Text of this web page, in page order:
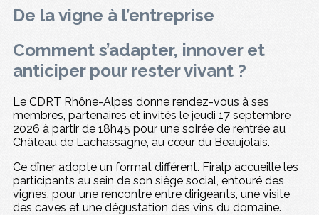
De lavigne à l’entreprise
Comment s’adapter, innover et
anticiper pour rester vivant ?
Le CDRT Rhône-Alpes donne rendez-vous à ses
membres, partenaires et invités le jeudi 17 septembre
2026 à partir de 18h45 pour une soirée de rentrée au
Château de Lachassagne, au cœur du Beaujolais.
Ce dîner adopte un format différent. Firalp accueille les
participants au sein de son siège social, entouré des
vignes, pour une rencontre entre dirigeants, une visite
des caves et une dégustation des vins du domaine.